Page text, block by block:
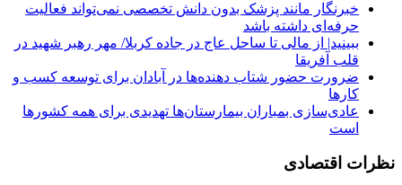
خبرنگار مانند پزشک بدون دانش تخصصی نمی‌تواند فعالیت
حرفه‌ای داشته باشد
ببینید| از مالی تا ساحل عاج در جاده کربلا/ مهر رهبر شهید در
قلب آفریقا
ضرورت حضور شتاب ‌دهنده‌ها در آبادان برای توسعه کسب‌ و
کارها
عادی‌سازی بمباران بیمارستان‌ها تهدیدی برای همه کشورها
است
نظرات اقتصادی